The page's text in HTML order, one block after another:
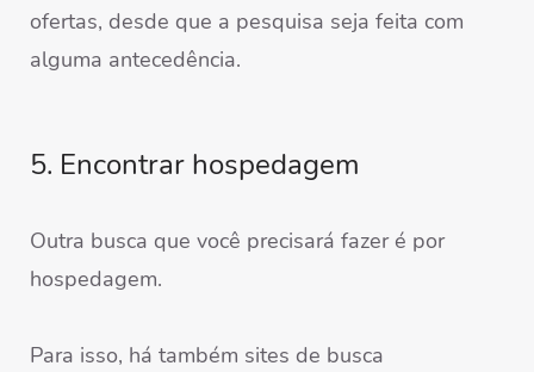
ofertas, desde que a pesquisa seja feita com
alguma antecedência.
5. Encontrar hospedagem
Outra busca que você precisará fazer é por
hospedagem.
Para isso, há também sites de busca